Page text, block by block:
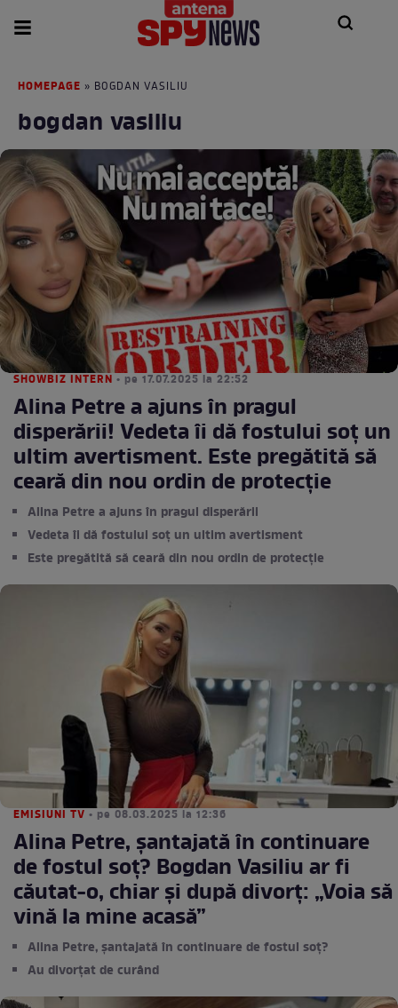
HOMEPAGE » BOGDAN VASILIU
bogdan vasiliu
SHOWBIZ INTERN • pe 17.07.2025 la 22:52
Alina Petre a ajuns în pragul
disperării! Vedeta îi dă fostului soț un
ultim avertisment. Este pregătită să
ceară din nou ordin de protecție
Alina Petre a ajuns în pragul disperării
Vedeta îi dă fostului soț un ultim avertisment
Este pregătită să ceară din nou ordin de protecție
EMISIUNI TV • pe 08.03.2025 la 12:36
Alina Petre, șantajată în continuare
de fostul soț? Bogdan Vasiliu ar fi
căutat-o, chiar și după divorț: „Voia să
vină la mine acasă”
Alina Petre, șantajată în continuare de fostul soț?
Au divorțat de curând